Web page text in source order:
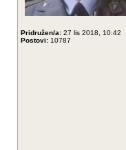
Pridružen/a: 27 lis 2018, 10:42
Postovi: 10787